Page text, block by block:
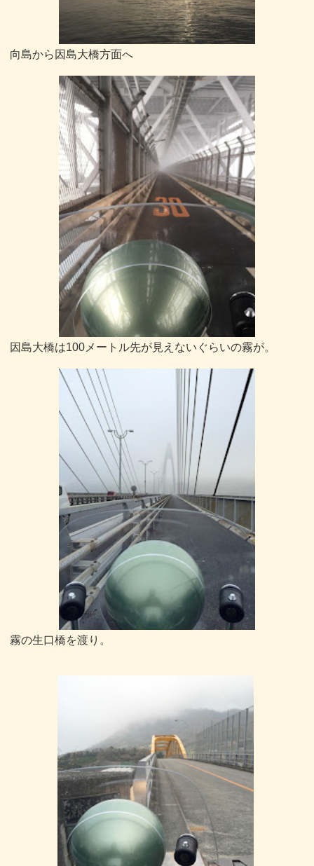
向島から因島大橋方面へ
因島大橋は100メートル先が見えないぐらいの霧が。
霧の生口橋を渡り。